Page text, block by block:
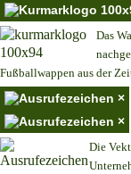
Das
Fußballwappen aus der
×
×
Die